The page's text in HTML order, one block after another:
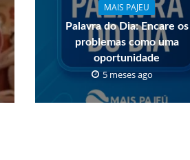
MAIS PAJEU
Palavra do Dia: Encare os
problemas como uma
oportunidade
5 meses ago